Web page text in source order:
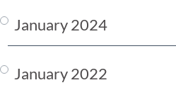
January 2024
January 2022